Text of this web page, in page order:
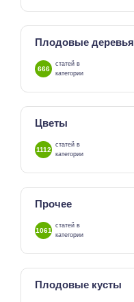
Плодовые деревья
666
статей в
категории
Цветы
1112
статей в
категории
Прочее
1061
статей в
категории
Плодовые кусты